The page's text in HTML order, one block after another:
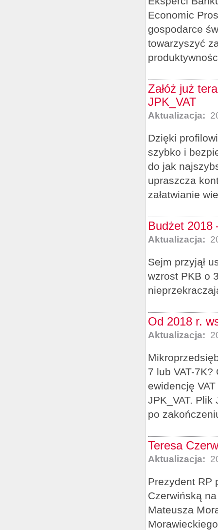
Economic
gospodarce
towarzyszyć
Załóż już
JPK_VAT
Aktualizacja:
Dzięki
szybko i
do jak
upraszcza
załatwianie
Budżet 2018
Aktualizacja:
Sejm przyjął
wzrost PKB o
Od 2018 r.
Aktualizacja:
7 lub VAT-
ewidencję
JPK_VAT.
po
Teresa
Aktualizacja:
Prezydent RP
Czerwińską
Mateusza